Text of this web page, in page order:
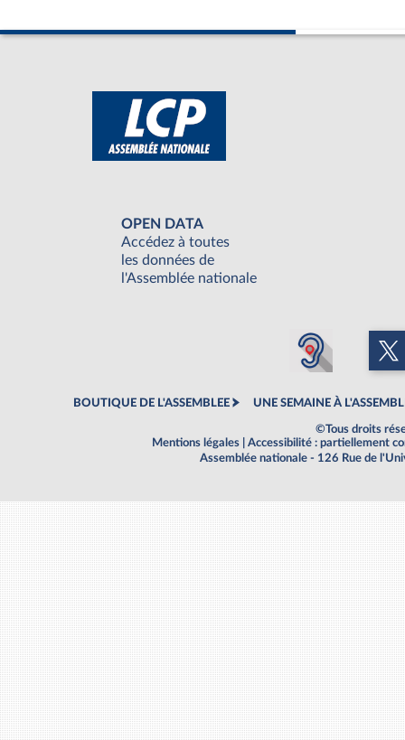
OPEN DATA
Accédez à toutes
les données de
l'Assemblée nationale
BOUTIQUE DE L'ASSEMBLEE UNE SEMAINE À
©Tous droits
Mentions légales
Accessibilité : partiellement
Assemblée nationale - 126 Rue de